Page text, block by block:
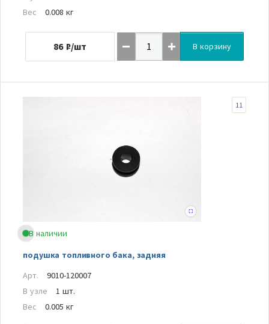
Вес
0.008 кг
86 ₽/шт В корзину
В наличии
подушка топливного бака, задняя
11
Арт.
9010-120007
В узле
1 шт.
Вес
0.005 кг